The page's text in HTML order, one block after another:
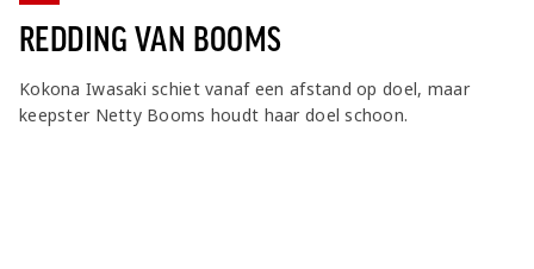
REDDING VAN BOOMS
Kokona Iwasaki schiet vanaf een afstand op doel, maar
keepster Netty Booms houdt haar doel schoon.